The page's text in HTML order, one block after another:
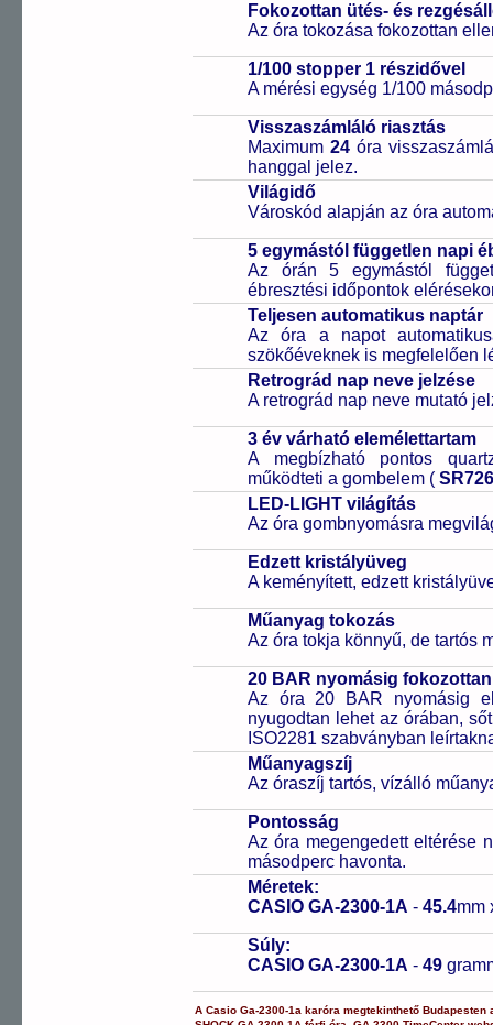
Fokozottan ütés- és
Az óra tokozása fokozottan
1/100 stopper 1 részidővel
A mérési egység 1/100
Visszaszámláló riasztás
Maximum24 óra
hanggal jelez.
Világidő
Városkód alapján az óra
5 egymástól független napi
Az órán 5 egymástól
ébresztési időpontok
Teljesen automatikus naptár
Az óra a napot
szökőéveknek is megfelelően
Retrográd nap neve jelzése
A retrográd nap neve mutató
3 év várható elemélettartam
A megbízható pontos
működteti a gombelem (
LED-LIGHT világítás
Az óra gombnyomásra
Edzett kristályüveg
A keményített, edzett
Műanyag tokozás
Az óra tokja könnyű, de tartós
20 BAR nyomásig
Az óra 20 BAR nyomásig
nyugodtan lehet az órában,
ISO2281 szabványban
Műanyagszíj
Az óraszíj tartós, vízálló
Pontosság
Az óra megengedett eltérése
másodperc havonta.
Méretek:
CASIO GA-2300-1A - 45.4mm
Súly:
CASIO GA-2300-1A - 49
ACasio Ga-2300-1a karóra megtekinthető Budapesten